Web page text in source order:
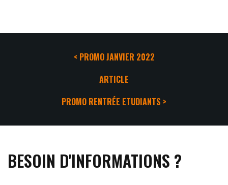
< PROMO JANVIER 2022
ARTICLE
PROMO RENTRÉE ETUDIANTS >
BESOIN D'INFORMATIONS ?